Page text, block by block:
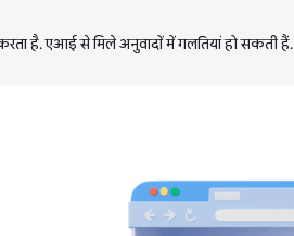
है. एआई से मिले अनुवादों में गलतियां हो सकती हैं.